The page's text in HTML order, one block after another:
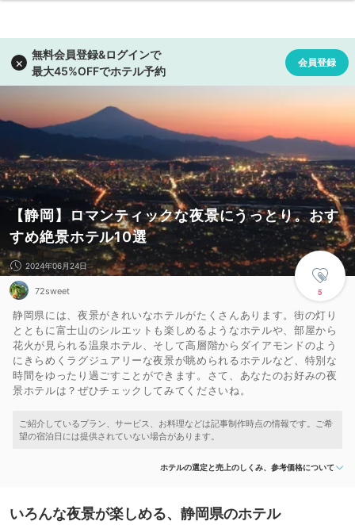
【静岡】ロマンティックな夜景にうっとり。おす
すめ絶景ホテル10選
5
2024年06月24日
72sweet
静岡県には、夜景がきれいなホテルがたくさんあります。街の灯り
とともに富士山のシルエットも楽しめるようなホテルや、部屋から
花火が見られる温泉ホテル、そして高層階からダイアモンドのよう
にきらめくラグジュアリーな夜景が眺められるホテルなど、特別な
時間をゆったり過ごすことができます。さて、あなたのお好みの夜
景ホテルは？ぜひチェックしてみてくださいね。
ホテルの選定と売上のしくみ、参考価格について
いろんな夜景が楽しめる、静岡県のホテル